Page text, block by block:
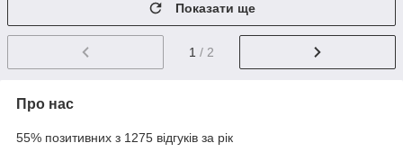
Показати ще
1 / 2
Про нас
55% позитивних з 1275 відгуків за рік